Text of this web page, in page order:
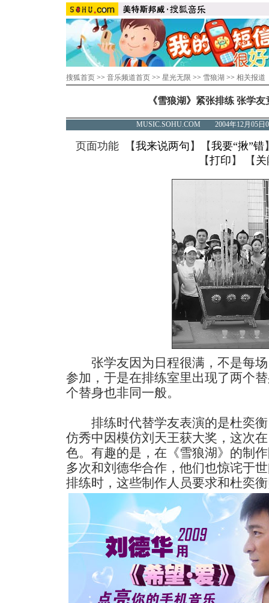
搜狐首页 >> 音乐频道首页 >> 星光无限 >> 雪狼湖 >> 相关报道
《雪狼湖》紧张排练 张学
MUSIC.SOHU.COM 2004年12月05
页面功能 【我来说两句 】【我要“揪”错
【打印 】 【 关
张学友因为日程很满，不是每场
参加，于是在排练室里出现了两个
个替身也非同一般。
排练时代替学友表演的是杜奕衡
仿秀中因模仿刘天王获大奖，这次
色。有趣的是，在《雪狼湖》的制
多次和刘德华合作，他们也惊诧于
排练时，这些制作人员要求和杜奕